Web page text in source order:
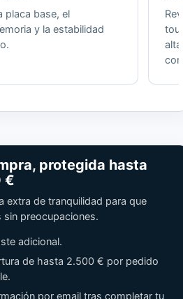
placa base, el
y la estabilidad
protegida hasta
€
extra de tranquilidad para que
sin preocupaciones.
adicional.
de hasta 2.500 € por pedido
por email tras completar tu